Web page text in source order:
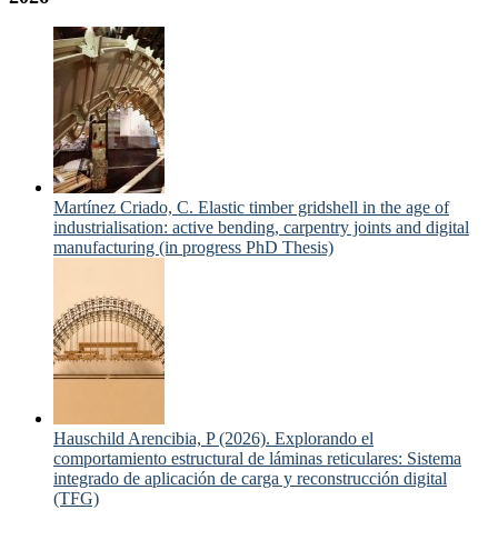
Martínez Criado, C. Elastic timber gridshell in the age of
industrialisation: active bending, carpentry joints and digital
manufacturing (in progress PhD Thesis)
Hauschild Arencibia, P (2026). Explorando el
comportamiento estructural de láminas reticulares: Sistema
integrado de aplicación de carga y reconstrucción digital
(TFG)